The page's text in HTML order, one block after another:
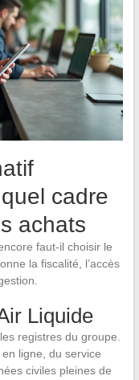
cadre
achats
faut-il choisir le
la fiscalité, l’accès
Liquide
registres du groupe.
ligne, du service
civiles pleines de